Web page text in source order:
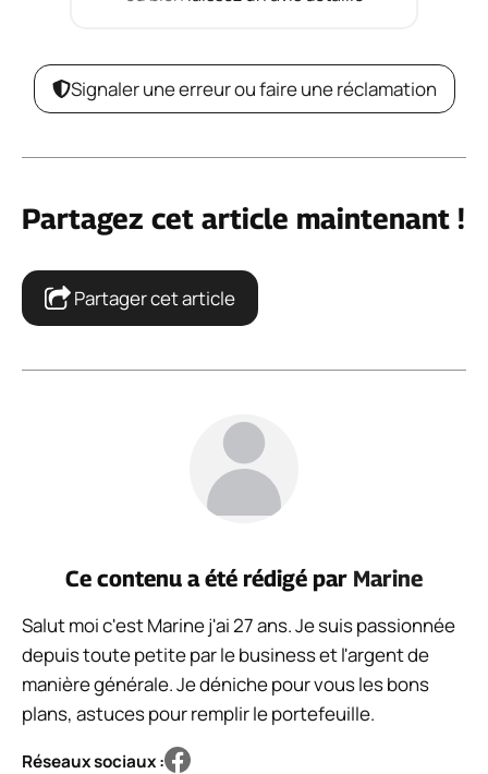
Signaler une erreur ou faire une réclamation
Partagez cet article maintenant !
Partager cet article
Ce contenu a été rédigé par Marine
Salut moi c'est Marine j'ai 27 ans. Je suis passionnée
depuis toute petite par le business et l'argent de
manière générale. Je déniche pour vous les bons
plans, astuces pour remplir le portefeuille.
Réseaux sociaux :